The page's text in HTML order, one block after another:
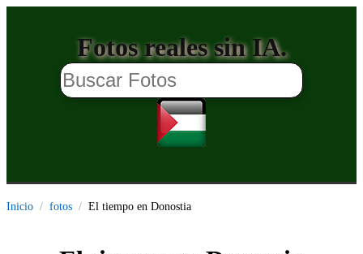
Fotos reales sin IA.
Inicio fotos El tiempo en Donostia